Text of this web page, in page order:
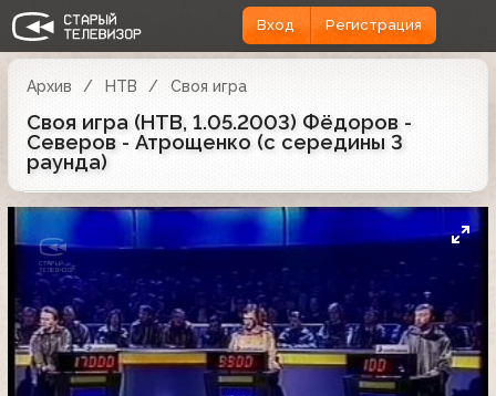
Вход Регистрация
Архив НТВ Своя игра
Своя игра (НТВ, 1.05.2003) Фёдоров -
Северов - Атрощенко (с середины 3
раунда)